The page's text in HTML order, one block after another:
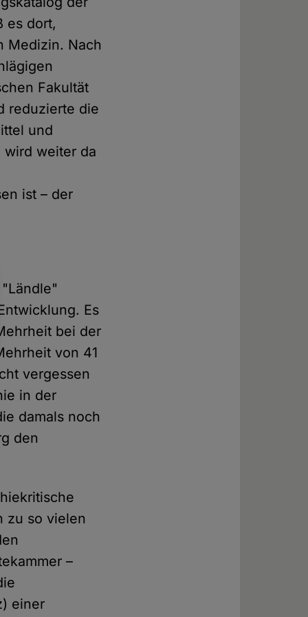
es dort,
Medizin. Nach
Fakultät
reduzierte die
und
wird weiter da
ist – der
Es
bei der
von 41
vergessen
in der
damals noch
den
zu so vielen
–
einer